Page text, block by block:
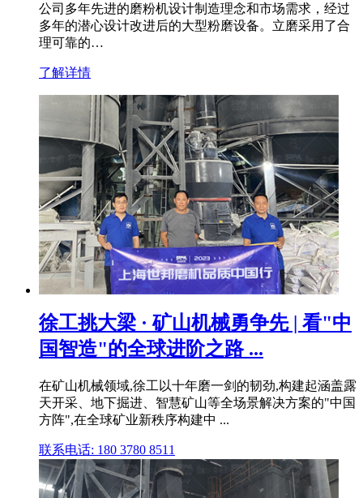
公司多年先进的磨粉机设计制造理念和市场需求，经过
多年的潜心设计改进后的大型粉磨设备。立磨采用了合
理可靠的…
了解详情
徐工挑大梁 · 矿山机械勇争先 | 看"中
国智造"的全球进阶之路 ...
在矿山机械领域,徐工以十年磨一剑的韧劲,构建起涵盖露
天开采、地下掘进、智慧矿山等全场景解决方案的"中国
方阵",在全球矿业新秩序构建中 ...
联系电话: 180 3780 8511